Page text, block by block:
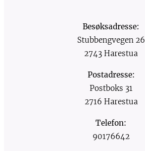
Besøksadresse:
Stubbengvegen 26
2743 Harestua
Postadresse:
Postboks 31
2716 Harestua
Telefon:
90176642